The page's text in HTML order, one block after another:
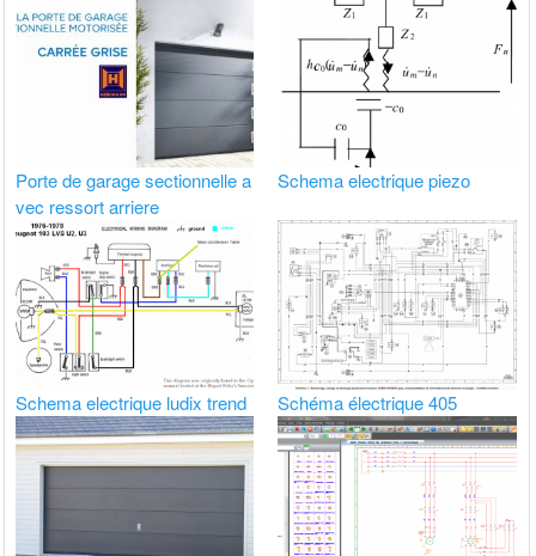
Porte de garage sectionnelle a
vec ressort arriere
Schema electrique piezo
Schema electrique ludix trend Schéma électrique 405